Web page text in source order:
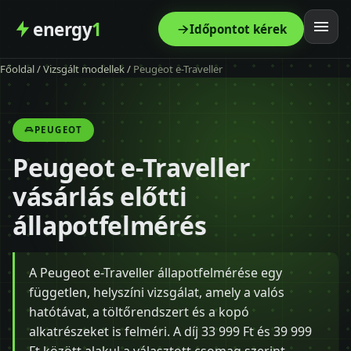
energy1 Időpontot kérek
Főoldal
Szolgáltatás
Árak
Modellek
Kapcsolat
Blog
Főoldal/Vizsgált modellek/ Peugeot e-Traveller
PEUGEOT
Peugeot e-Traveller
vásárlás előtti
állapotfelmérés
A Peugeot e-Traveller állapotfelmérése egy
független, helyszíni vizsgálat, amely a valós
hatótávat, a töltőrendszert és a kopó
alkatrészeket is felméri. A díj 33 999 Ft és 39 999